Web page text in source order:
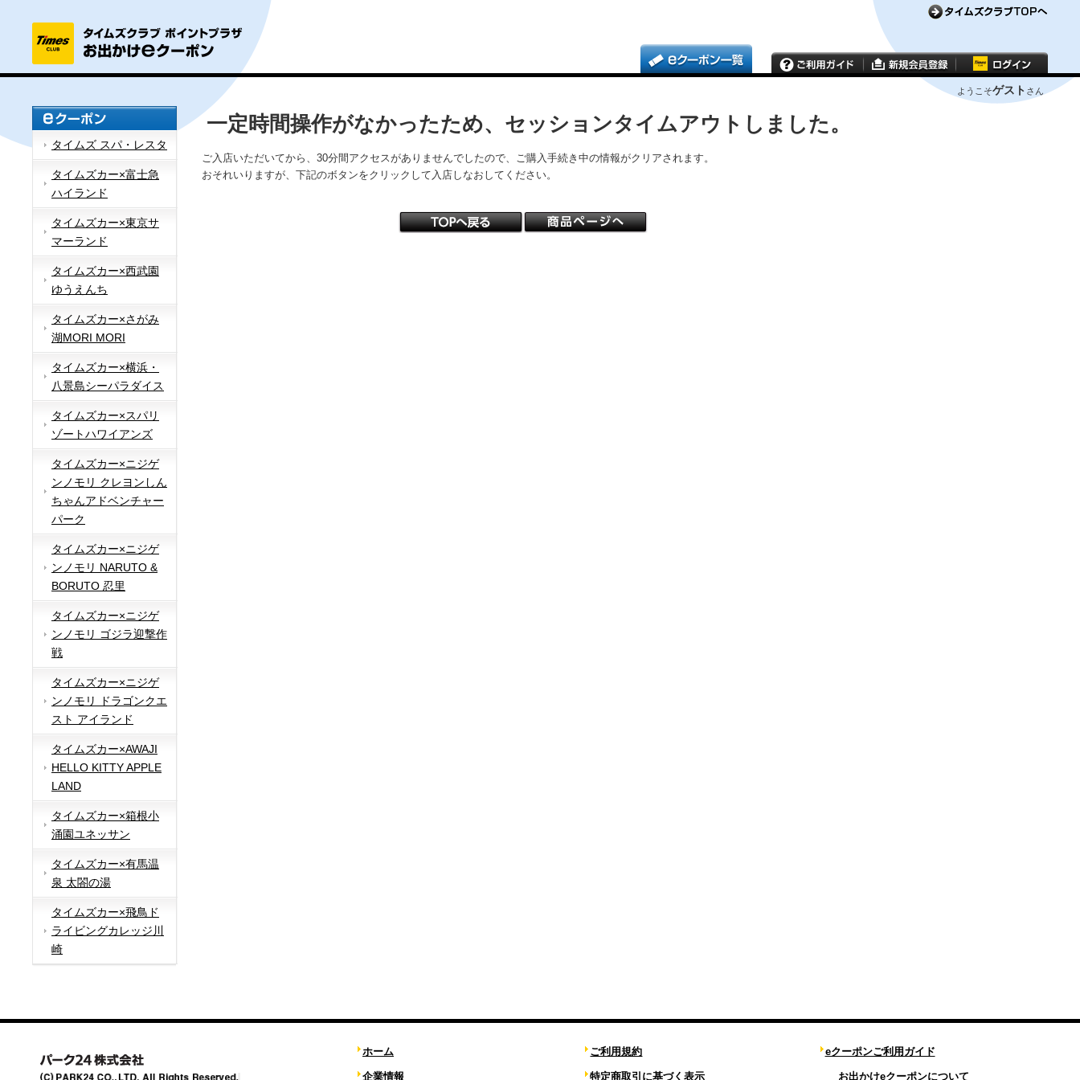
ようこそゲスト さん
タイムズ スパ・レスタ
タイムズカー×富士急
ハイランド
タイムズカー×東京サ
マーランド
タイムズカー×西武園
ゆうえんち
タイムズカー×さがみ
湖MORI MORI
タイムズカー×横浜・
八景島シーパラダイス
タイムズカー×スパリ
ゾートハワイアンズ
タイムズカー×ニジゲ
ンノモリ クレヨンしん
ちゃんアドベンチャー
パーク
タイムズカー×ニジゲ
ンノモリ NARUTO &
BORUTO 忍里
タイムズカー×ニジゲ
ンノモリ ゴジラ迎撃作
戦
タイムズカー×ニジゲ
ンノモリ ドラゴンクエ
スト アイランド
タイムズカー×AWAJI
HELLO KITTY APPLE
LAND
タイムズカー×箱根小
涌園ユネッサン
タイムズカー×有馬温
泉 太閤の湯
タイムズカー×飛鳥ド
ライビングカレッジ川
崎
一定時間操作がなかったため、セッションタイムアウトしました。
ご入店いただいてから、30分間アクセスがありませんでしたので、ご購入手続き中の情報がクリアされます。
おそれいりますが、下記のボタンをクリックして入店しなおしてください。
ホーム
企業情報
ご利用規約
特定商取引に基づく表示
eクーポンご利用ガイド
お出かけeクーポンについて